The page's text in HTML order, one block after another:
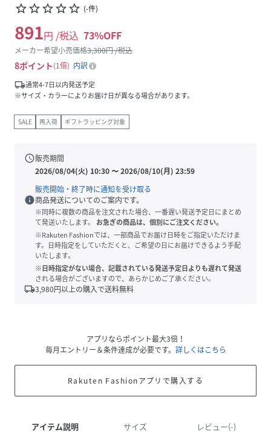
star_borderstar_borderstar_borderstar_borderstar_border (-件)
891円 /税込 73%OFF
メーカー希望小売価格3,300円 /税込
8ポイント 1倍
内訳
local_shipping通常4-7日以内発送予定
※サイズ・カラーによりお届け日が異なる場合があります。
SALE 再入荷 ギフトラッピング対象
schedule販売期間
2026/08/04(火) 10:30〜2026/08/10(月) 23:59
販売開始・終了時に通知を受け取る
info商品発送についてのご案内です。
※同時に複数の商品を注文された場合、一番遅い発送予定日にまとめ
て発送いたします。
お急ぎの商品は、個別にご注文ください。
※Rakuten Fashionでは、一部商品でお届け日時をご指定いただけま
す。日時指定をしていただくと、ご希望の日にお届けできるよう手配
いたします。
※日時指定がない場合、記載されている発送予定日よりも遅れて発送
される場合がございますので、あらかじめご了承ください。
local_shipping3,980円以上の購入で送料無料
アプリならポイント最大3倍！
毎月エントリー＆条件達成が必要です。 詳しくはこちら
Rakuten Fashionアプリで購入する
アイテム説明 サイズ レビュー(-)